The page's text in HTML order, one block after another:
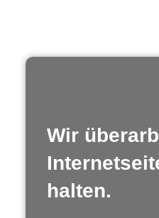
Wir
halten.